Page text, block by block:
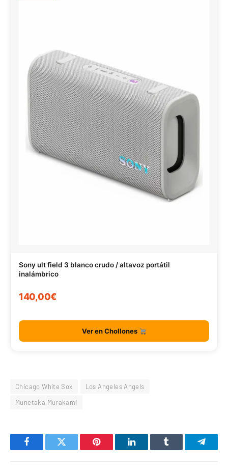
Sony ult field 3 blanco crudo / altavoz portátil
inalámbrico
140,00€
Ver en Chollones
Chicago White Sox
Los Angeles Angels
Munetaka Murakami
FacebookTwitter Pinterest LinkedInTumblr